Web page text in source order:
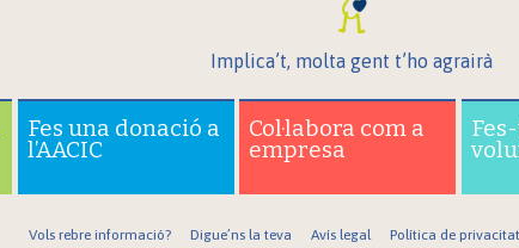
Implica’t, molta gent t’ho agrairà
Fes una donació a
l’AACIC
Col·labora com a
empresa
Vols rebre informació? Digue’ns la teva Avís legal Política de privacitat